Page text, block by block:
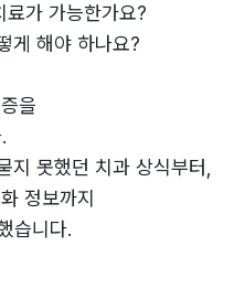
료가 가능한가요?
게 해야 하나요?
을
지 못했던 치과 상식부터,
정보까지
습니다.